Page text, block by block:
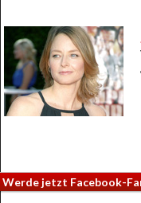
Werde jetzt Facebook-